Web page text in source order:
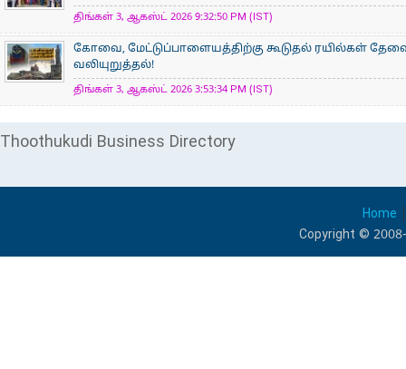
திங்கள் 3, ஆகஸ்ட் 2026 9:32:50 PM (IST)
கோவை, மேட்டுப்பாளையத்திற்கு கூடுதல் ரயில்கள்
வலியுறுத்தல்!
திங்கள் 3, ஆகஸ்ட் 2026 3:53:34 PM (IST)
Thoothukudi Business Directory
Home
Copyright ©